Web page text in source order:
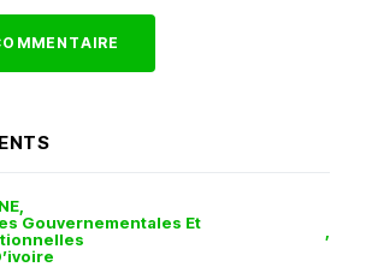
Gouvernementales Et